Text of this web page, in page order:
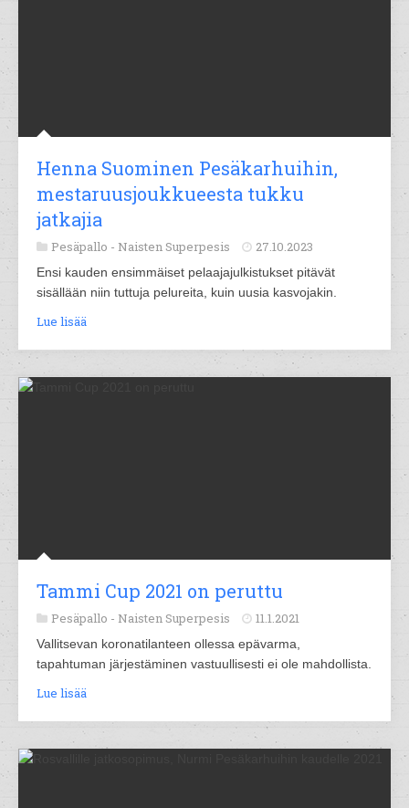
Henna Suominen Pesäkarhuihin,
mestaruusjoukkueesta tukku
jatkajia
Pesäpallo - Naisten Superpesis 27.10.2023
Ensi kauden ensimmäiset pelaajajulkistukset pitävät
sisällään niin tuttuja pelureita, kuin uusia kasvojakin.
Lue lisää
Tammi Cup 2021 on peruttu
Pesäpallo - Naisten Superpesis 11.1.2021
Vallitsevan koronatilanteen ollessa epävarma,
tapahtuman järjestäminen vastuullisesti ei ole mahdollista.
Lue lisää